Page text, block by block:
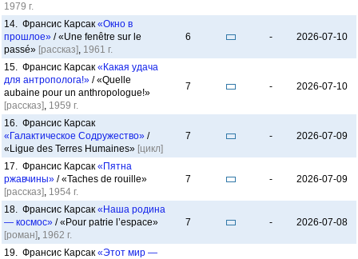
1979 г.
14. Франсис Карсак «Окно в
прошлое» / «Une fenêtre sur le
passé» [рассказ], 1961 г.
6 - 2026-07-10
15. Франсис Карсак «Какая удача
для антрополога!» / «Quelle
aubaine pour un anthropologue!»
[рассказ], 1959 г.
7 - 2026-07-10
16. Франсис Карсак
«Галактическое Содружество» /
«Ligue des Terres Humaines» [цикл]
7 - 2026-07-09
17. Франсис Карсак «Пятна
ржавчины» / «Taches de rouille»
[рассказ], 1954 г.
7 - 2026-07-09
18. Франсис Карсак «Наша родина
— космос» / «Pour patrie l’espace»
[роман], 1962 г.
7 - 2026-07-08
19. Франсис Карсак «Этот мир —